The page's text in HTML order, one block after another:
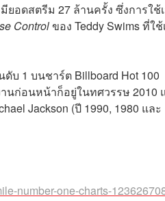
ยอดสตรีม 27 ล้านครั้ง ซึ่งการใช้
Controlของ Teddy Swims ที่ใช้
บ 1 บนชาร์ต Billboard Hot 100
นก่อนหน้าก็อยู่ในทศวรรษ 2010
Jackson (ปี 1990, 1980 และ
number-one-charts-